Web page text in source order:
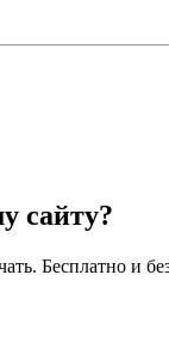
сайту?
Бесплатно и без